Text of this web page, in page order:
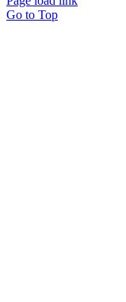
Go to Top